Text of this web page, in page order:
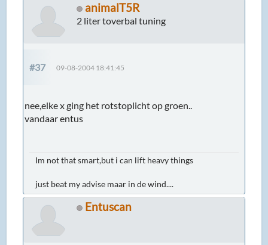
animalT5R
2 liter toverbal tuning
#37 09-08-2004 18:41:45
nee,elke x ging het rotstoplicht op groen..
vandaar entus
Im not that smart,but i can lift heavy things
just beat my advise maar in de wind....
Entuscan